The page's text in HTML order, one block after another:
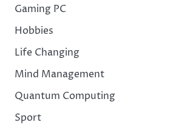
Gaming PC
Hobbies
Life Changing
Mind Management
Quantum Computing
Sport